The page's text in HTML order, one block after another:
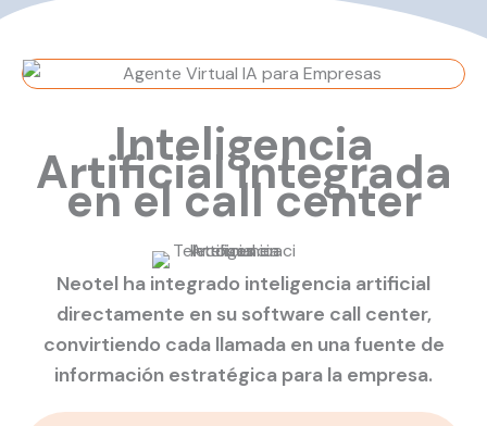
Inteligencia
Artificial integrada
en el call center
Neotel ha integrado inteligencia artificial
directamente en su software call center,
convirtiendo cada llamada en una fuente de
información estratégica para la empresa.